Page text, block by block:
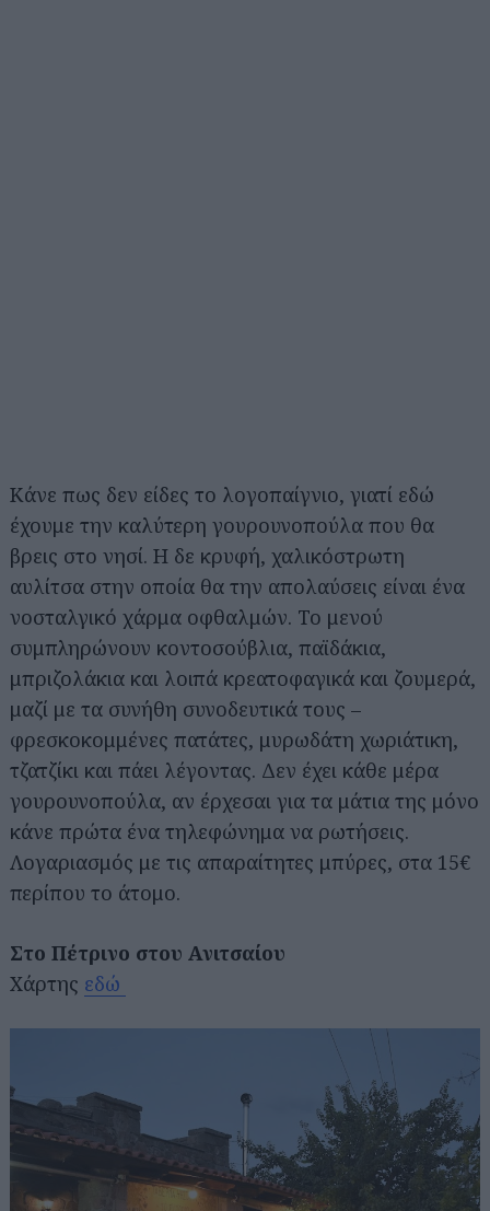
Κάνε πως δεν είδες το λογοπαίγνιο, γιατί εδώ
έχουμε την καλύτερη γουρουνοπούλα που θα
βρεις στο νησί. Η δε κρυφή, χαλικόστρωτη
αυλίτσα στην οποία θα την απολαύσεις είναι ένα
νοσταλγικό χάρμα οφθαλμών. Το μενού
συμπληρώνουν κοντοσούβλια, παϊδάκια,
μπριζολάκια και λοιπά κρεατοφαγικά και ζουμερά,
μαζί με τα συνήθη συνοδευτικά τους –
φρεσκοκομμένες πατάτες, μυρωδάτη χωριάτικη,
τζατζίκι και πάει λέγοντας. Δεν έχει κάθε μέρα
γουρουνοπούλα, αν έρχεσαι για τα μάτια της μόνο
κάνε πρώτα ένα τηλεφώνημα να ρωτήσεις.
Λογαριασμός με τις απαραίτητες μπύρες, στα 15€
περίπου το άτομο.
Στο Πέτρινο στου Ανιτσαίου
Χάρτης εδώ